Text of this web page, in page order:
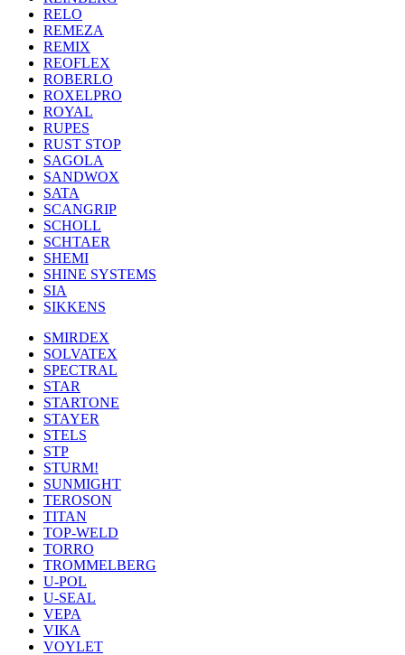
RELO
REMEZA
REMIX
REOFLEX
ROBERLO
ROXELPRO
ROYAL
RUPES
RUST STOP
SAGOLA
SANDWOX
SATA
SCANGRIP
SCHOLL
SCHTAER
SHEMI
SHINE SYSTEMS
SIA
SIKKENS
SMIRDEX
SOLVATEX
SPECTRAL
STAR
STARTONE
STAYER
STELS
STP
STURM!
SUNMIGHT
TEROSON
TITAN
TOP-WELD
TORRO
TROMMELBERG
U-POL
U-SEAL
VEPA
VIKA
VOYLET